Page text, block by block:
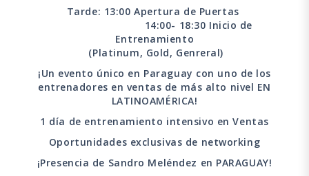
Tarde: 13:00 Apertura de Puertas
14:00- 18:30 Inicio de
Entrenamiento
(Platinum, Gold, Genreral)
¡Un evento único en Paraguay con uno de los
entrenadores en ventas de más alto nivel EN
LATINOAMÉRICA!
1 día de entrenamiento intensivo en Ventas
Oportunidades exclusivas de networking
¡Presencia de Sandro Meléndez en PARAGUAY!